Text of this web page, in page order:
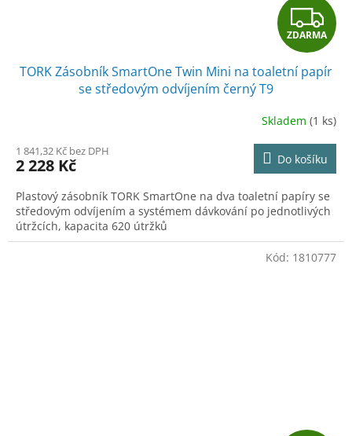
Z
D
A
R
M
A
ZDARMA
TORK Zásobník SmartOne Twin Mini na toaletní papír
se středovým odvíjením černý T9
Skladem (1 ks)
1 841,32 Kč bez DPH
2 228 Kč Do košíku
Plastový zásobník TORK SmartOne na dva toaletní papíry se
středovým odvíjením a systémem dávkování po jednotlivých
útržcích, kapacita 620 útržků
Kód: 1810777